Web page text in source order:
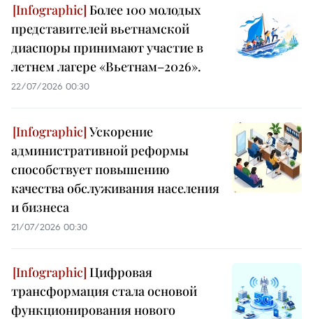
Более 100 молодых
представителей вьетнамской
диаспоры принимают участие в
летнем лагере «Вьетнам–2026».
22/07/2026 00:30
Ускорение
административной реформы
способствует повышению
качества обслуживания населения
и бизнеса
21/07/2026 00:30
Цифровая
трансформация стала основой
функционирования нового